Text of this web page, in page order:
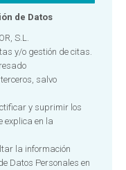
de Datos
S.L.
y/o gestión de citas.
salvo
y suprimir los
explica en la
la información
Datos Personales en